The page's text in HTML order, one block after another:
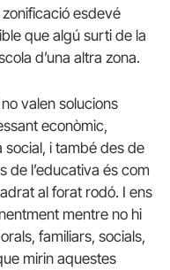
esdevé
que algú surti de la
d’una altra zona.
valen solucions
econòmic,
social, i també des de
de l’educativa és com
al forat rodó. I ens
mentre no hi
familiars, socials,
mirin aquestes